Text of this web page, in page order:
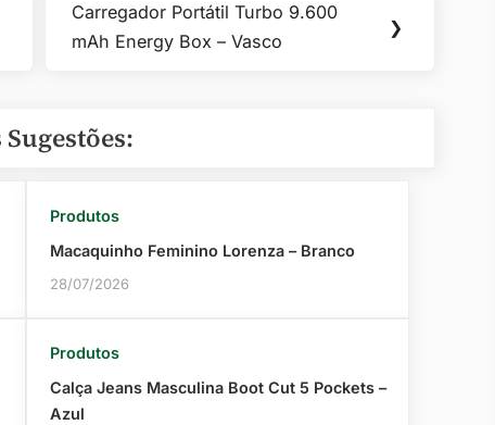
Next
Post:
Carregador Portátil Turbo 9.600
mAh Energy Box – Vasco
❯
Produtos
Macaquinho Feminino Lorenza – Branco
28/07/2026
Produtos
Calça Jeans Masculina Boot Cut 5 Pockets –
Azul